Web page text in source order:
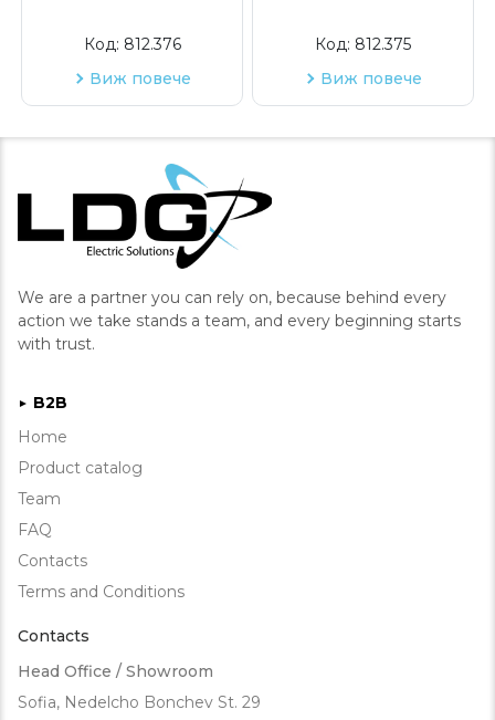
Код: 812.376
Виж повече
Код: 812.375
Виж повече
We are a partner you can rely on, because behind every
action we take stands a team, and every beginning starts
with trust.
► B2B
Home
Product catalog
Team
FAQ
Contacts
Terms and Conditions
Contacts
Head Office / Showroom
Sofia, Nedelcho Bonchev St. 29